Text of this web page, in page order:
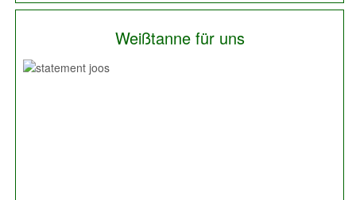
Weißtanne für uns